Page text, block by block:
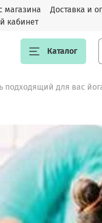
магазина Доставка и
кабинет
Каталог
для вас